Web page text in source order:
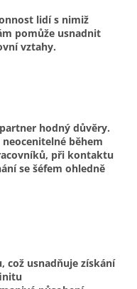
lidí s nimiž
pomůže usnadnit
vztahy.
hodný důvěry.
během
při kontaktu
se šéfem ohledně
což usnadňuje získání